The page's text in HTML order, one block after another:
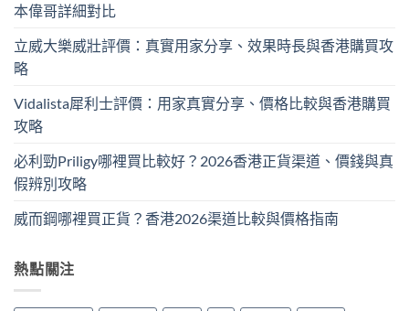
本偉哥詳細對比
立威大樂威壯評價：真實用家分享、效果時長與香港購買攻
略
Vidalista犀利士評價：用家真實分享、價格比較與香港購買
攻略
必利勁Priligy哪裡買比較好？2026香港正貨渠道、價錢與真
假辨別攻略
威而鋼哪裡買正貨？香港2026渠道比較與價格指南
熱點關注